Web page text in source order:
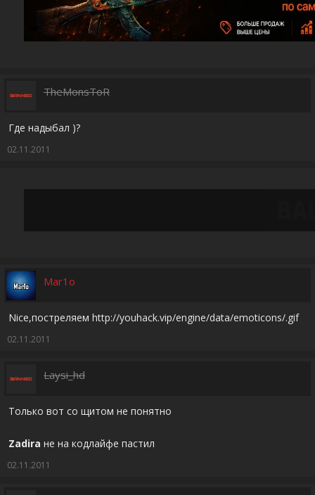
TheMonsToR
Где надыбал )?
02.11.2011
Mar1o
Nice,постреляем http://youhack.vip/engine/data/emoticons/.gif
02.11.2011
Laysi_hd
Только вот со щитом не понятно
Zadira не на кодлайфе пастил
02.11.2011